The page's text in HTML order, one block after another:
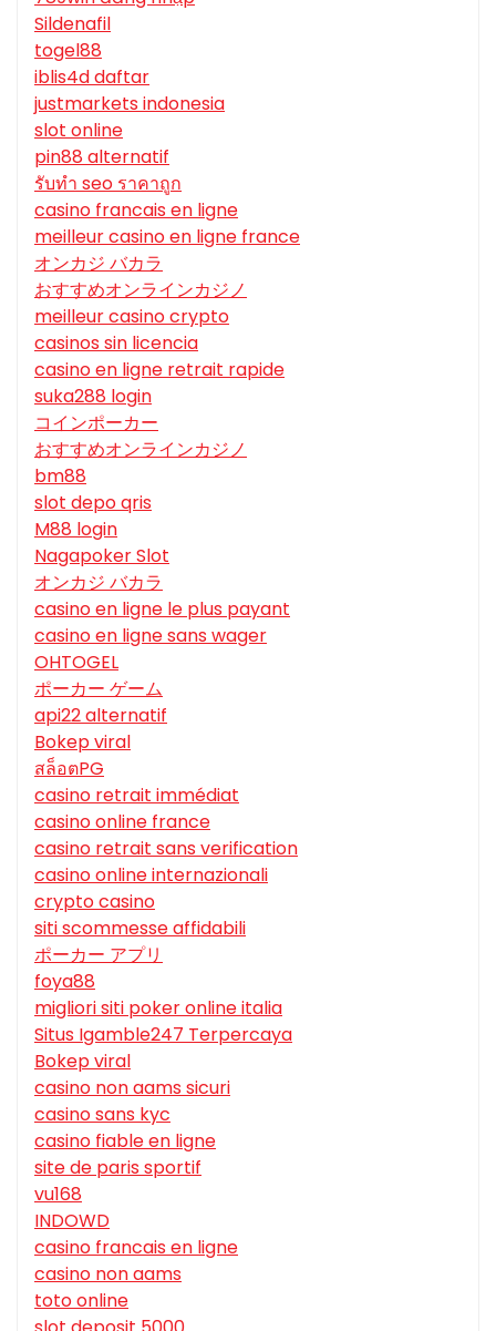
Sildenafil
togel88
iblis4d daftar
justmarkets indonesia
slot online
pin88 alternatif
รับทํา seo ราคาถูก
casino francais en ligne
meilleur casino en ligne france
オンカジ バカラ
おすすめオンラインカジノ
meilleur casino crypto
casinos sin licencia
casino en ligne retrait rapide
suka288 login
コインポーカー
おすすめオンラインカジノ
bm88
slot depo qris
M88 login
Nagapoker Slot
オンカジ バカラ
casino en ligne le plus payant
casino en ligne sans wager
OHTOGEL
ポーカー ゲーム
api22 alternatif
Bokep viral
สล็อตPG
casino retrait immédiat
casino online france
casino retrait sans verification
casino online internazionali
crypto casino
siti scommesse affidabili
ポーカー アプリ
foya88
migliori siti poker online italia
Situs Igamble247 Terpercaya
Bokep viral
casino non aams sicuri
casino sans kyc
casino fiable en ligne
site de paris sportif
vu168
INDOWD
casino francais en ligne
casino non aams
toto online